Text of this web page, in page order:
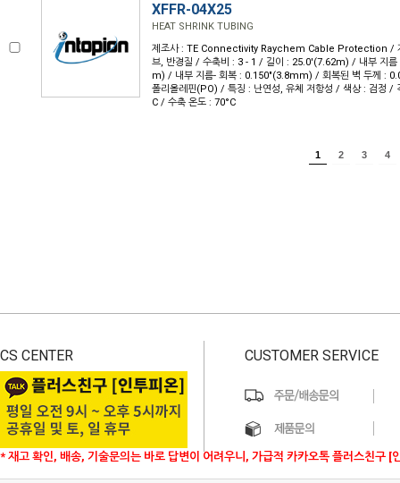
XFFR-04X25
HEAT SHRINK TUBING
제조사 : TE Connectivity Raychem Cable Protection /
브, 반경질 / 수축비 : 3 - 1 / 길이 : 25.0'(7.62m) / 내부 지
m) / 내부 지름- 회복 : 0.150"(3.8mm) / 회복된 벽 두께 :
폴리올레핀(PO) / 특징 : 난연성, 유체 저항성 / 색상 : 검정 /
C / 수축 온도 : 70°C
1 2 3 4
CS CENTER
* 재고 확인, 배송, 기술문의는 바로 답변이 어려우니, 가급적 카카오톡 플러스친구 [
CUSTOMER SERVICE